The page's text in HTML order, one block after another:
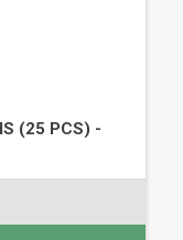
(25 PCS) -